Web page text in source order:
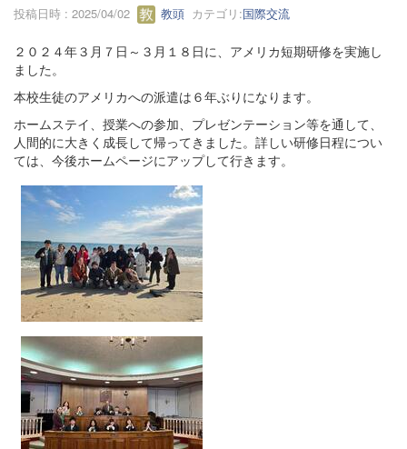
投稿日時 : 2025/04/02 教頭 カテゴリ:国際交流
２０２４年３月７日～３月１８日に、アメリカ短期研修を実施し
ました。
本校生徒のアメリカへの派遣は６年ぶりになります。
ホームステイ、授業への参加、プレゼンテーション等を通して、
人間的に大きく成長して帰ってきました。詳しい研修日程につい
ては、今後ホームページにアップして行きます。